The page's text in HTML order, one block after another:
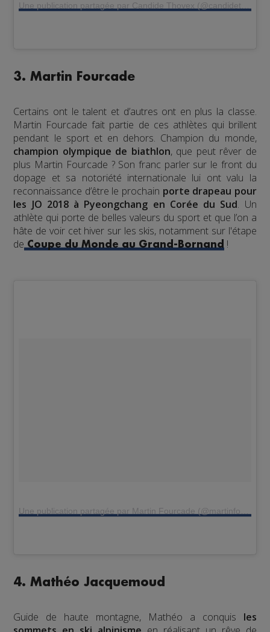
Une publication partagée par Candide Thovex (@candidethovex)
3. Martin Fourcade
Certains ont le talent et d’autres ont en plus la classe.
Martin Fourcade fait partie de ces athlètes qui brillent
pendant le sport et en dehors. Champion du monde,
champion olympique de biathlon, que peut rêver de
plus Martin Fourcade ? Son franc parler sur le front du
dopage et sa notoriété internationale lui ont valu la
reconnaissance d’être le prochain porte drapeau pour
les JO 2018 à Pyeongchang en Corée du Sud. Un
athlète qui porte de belles valeurs du sport et que l’on a
hâte de voir cet hiver sur les skis, notamment sur l'étape
deCoupe du Monde au Grand-Bornand !
Une publication partagée par Martin Fourcade (@martinfourcade)
4. Mathéo Jacquemoud
Guide de haute montagne, Mathéo a conquis les